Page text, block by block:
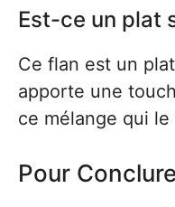
Est-ce un plat
Ce flan est un
apporte une
ce mélange qui
Pour Conclure